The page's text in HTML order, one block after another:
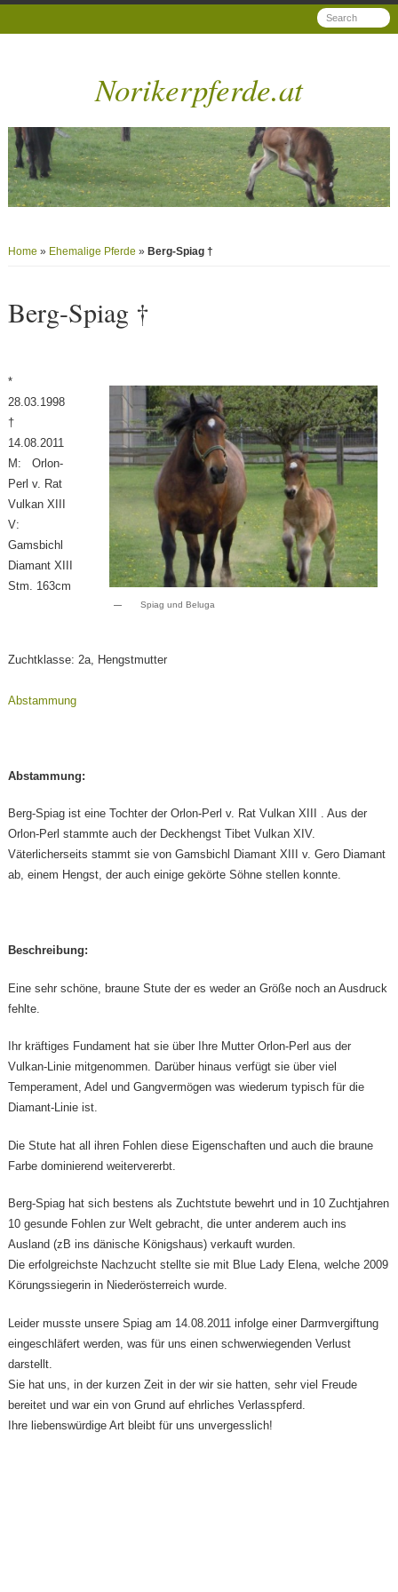
Norikerpferde.at
Home » Ehemalige Pferde » Berg-Spiag †
Berg-Spiag †
Spiag und Beluga
*
28.03.1998
†
14.08.2011
M: Orlon-
Perl v. Rat
Vulkan XIII
V:
Gamsbichl
Diamant XIII
Stm. 163cm
Zuchtklasse: 2a, Hengstmutter
Abstammung
Abstammung:
Berg-Spiag ist eine Tochter der Orlon-Perl v. Rat Vulkan XIII . Aus der
Orlon-Perl stammte auch der Deckhengst Tibet Vulkan XIV.
Väterlicherseits stammt sie von Gamsbichl Diamant XIII v. Gero Diamant
ab, einem Hengst, der auch einige gekörte Söhne stellen konnte.
Beschreibung:
Eine sehr schöne, braune Stute der es weder an Größe noch an Ausdruck
fehlte.
Ihr kräftiges Fundament hat sie über Ihre Mutter Orlon-Perl aus der
Vulkan-Linie mitgenommen. Darüber hinaus verfügt sie über viel
Temperament, Adel und Gangvermögen was wiederum typisch für die
Diamant-Linie ist.
Die Stute hat all ihren Fohlen diese Eigenschaften und auch die braune
Farbe dominierend weitervererbt.
Berg-Spiag hat sich bestens als Zuchtstute bewehrt und in 10 Zuchtjahren
10 gesunde Fohlen zur Welt gebracht, die unter anderem auch ins
Ausland (zB ins dänische Königshaus) verkauft wurden.
Die erfolgreichste Nachzucht stellte sie mit Blue Lady Elena, welche 2009
Körungssiegerin in Niederösterreich wurde.
Leider musste unsere Spiag am 14.08.2011 infolge einer Darmvergiftung
eingeschläfert werden, was für uns einen schwerwiegenden Verlust
darstellt.
Sie hat uns, in der kurzen Zeit in der wir sie hatten, sehr viel Freude
bereitet und war ein von Grund auf ehrliches Verlasspferd.
Ihre liebenswürdige Art bleibt für uns unvergesslich!